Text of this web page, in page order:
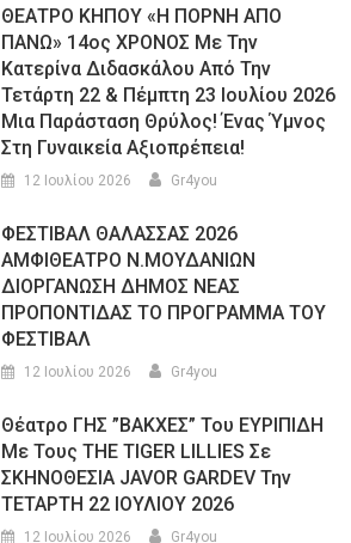
ΘΕΑΤΡΟ ΚΗΠΟΥ «Η ΠΟΡΝΗ ΑΠΟ
ΠΑΝΩ» 14ος ΧΡΟΝΟΣ Με Την
Κατερίνα Διδασκάλου Από Την
Τετάρτη 22 & Πέμπτη 23 Ιουλίου 2026
Μια Παράσταση Θρύλος! Ένας Ύμνος
Στη Γυναικεία Αξιοπρέπεια!
12 Ιουλίου 2026 Gr4you
ΦΕΣΤΙΒΑΛ ΘΑΛΑΣΣΑΣ 2026
ΑΜΦΙΘΕΑΤΡΟ Ν.ΜΟΥΔΑΝΙΩΝ
ΔΙΟΡΓΑΝΩΣΗ ΔΗΜΟΣ ΝΕΑΣ
ΠΡΟΠΟΝΤΙΔΑΣ ΤΟ ΠΡΟΓΡΑΜΜΑ ΤΟΥ
ΦΕΣΤΙΒΑΛ
12 Ιουλίου 2026 Gr4you
Θέατρο ΓΗΣ ”ΒΑΚΧΕΣ” Του ΕΥΡΙΠΙΔΗ
Με Τους THE TIGER LILLIES Σε
ΣΚΗΝΟΘΕΣΙΑ JAVOR GARDEV Την
ΤΕΤΑΡΤΗ 22 ΙΟΥΛΙΟΥ 2026
12 Ιουλίου 2026 Gr4you